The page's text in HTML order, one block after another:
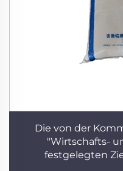
Die von der
"Wirtschafts-
festgelegten